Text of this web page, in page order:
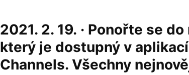
2021. 2. 19. · Ponořte se
který je dostupný v
Channels. Všechny